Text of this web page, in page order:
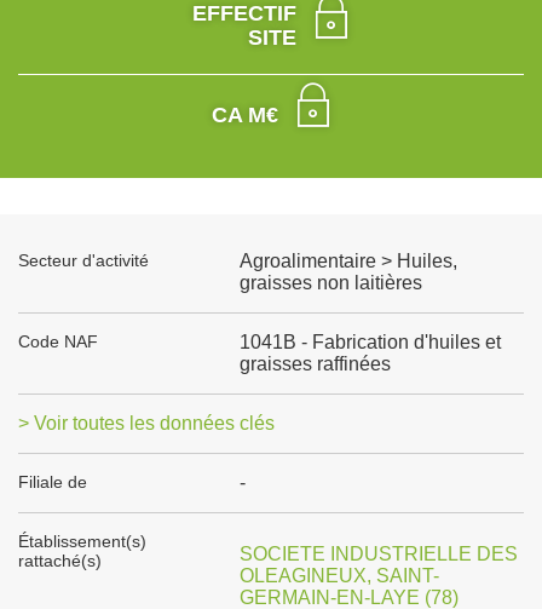
EFFECTIF
SITE
CA M€
Secteur d'activité
Agroalimentaire > Huiles,
graisses non laitières
Code NAF
1041B - Fabrication d'huiles et
graisses raffinées
> Voir toutes les données clés
Filiale de -
Établissement(s)
rattaché(s)
SOCIETE INDUSTRIELLE DES
OLEAGINEUX, SAINT-
GERMAIN-EN-LAYE (78)